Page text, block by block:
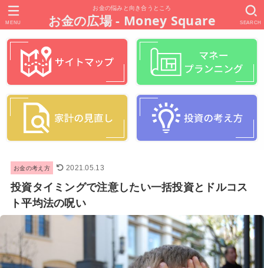
お金の悩みと向き合うところ
お金の広場 - Money Square SEARCH
MENU
お金の考え方 2021.05.13
投資タイミングで注意したい一括投資とドルコス
ト平均法の呪い